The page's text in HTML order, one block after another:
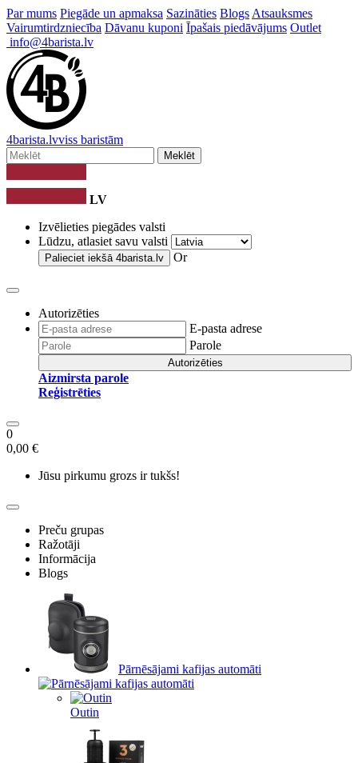
Par mums Piegāde un apmaksa Sazināties Blogs Atsauksmes
Vairumtirdzniecība Dāvanu kuponi Īpašais piedāvājums Outlet
info@4barista.lv
4barista.lvviss baristām
Meklēt
LV
Izvēlieties piegādes valsti
Lūdzu, atlasiet savu valsti
Palieciet iekšā 4barista.lv Or
Autorizēties
E-pasta adrese
Parole
Autorizēties
Aizmirsta parole
Reģistrēties
0
0,00 €
Jūsu pirkumu grozs ir tukšs!
Preču grupas
Ražotāji
Informācija
Blogs
Pārnēsājami kafijas automāti
Outin